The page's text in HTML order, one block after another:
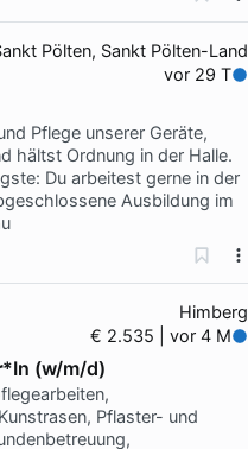
Pölten, Sankt Pölten-Land
vor 29 T
Pflege unserer Geräte,
hältst Ordnung in der Halle.
Du arbeitest gerne in der
Ausbildung im
Himberg
€ 2.535 | vor 4 M
*In (w/m/d)
Pflaster- und